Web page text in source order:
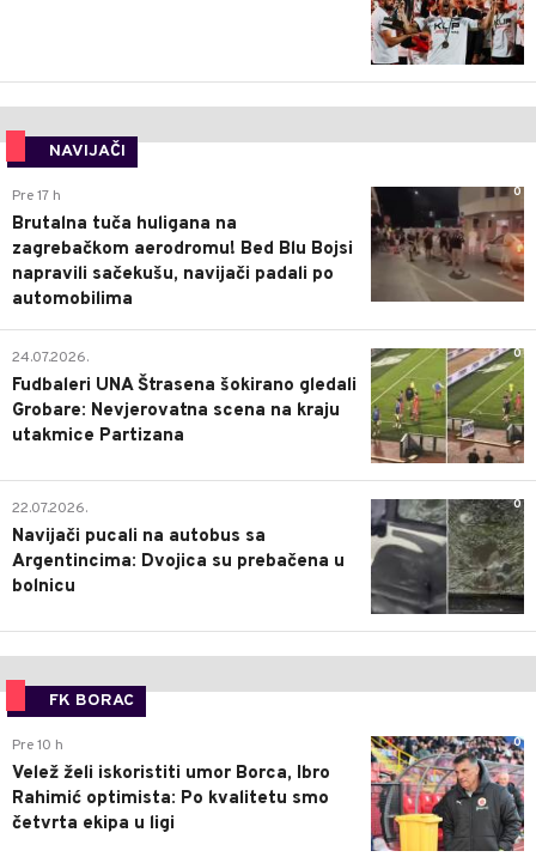
NAVIJAČI
0
Pre 17 h
Brutalna tuča huligana na
zagrebačkom aerodromu! Bed Blu Bojsi
napravili sačekušu, navijači padali po
automobilima
0
24.07.2026.
Fudbaleri UNA Štrasena šokirano gledali
Grobare: Nevjerovatna scena na kraju
utakmice Partizana
0
22.07.2026.
Navijači pucali na autobus sa
Argentincima: Dvojica su prebačena u
bolnicu
FK BORAC
0
Pre 10 h
Velež želi iskoristiti umor Borca, Ibro
Rahimić optimista: Po kvalitetu smo
četvrta ekipa u ligi